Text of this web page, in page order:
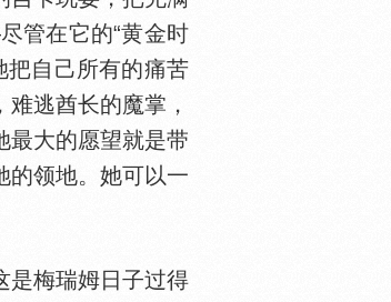
管在它的“黄金时
把自己所有的痛苦
逃酋长的魔掌，
最大的愿望就是带
的领地。她可以一
梅瑞姆日子过得